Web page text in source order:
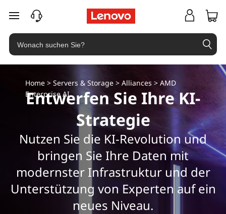
zum Hauptinhalt springen
Home > Servers & Storage > Alliances > AMD
Enterprise AI
Entwerfen Sie Ihre KI-
Strategie
Nutzen Sie die KI-Revolution und
bringen Sie Ihre Daten mit
modernster Infrastruktur und der
Unterstützung von Experten auf ein
neues Niveau.